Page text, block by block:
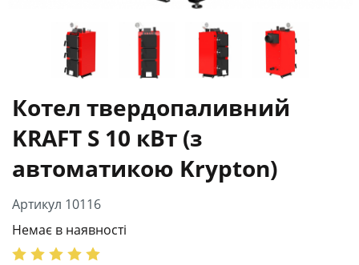
Котел твердопаливний
KRAFT S 10 кВт (з
автоматикою Krypton)
Артикул 10116
Немає в наявності